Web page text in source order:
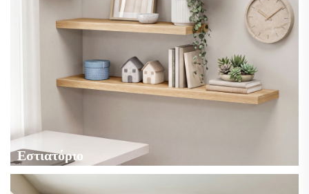
Εστιατόριο